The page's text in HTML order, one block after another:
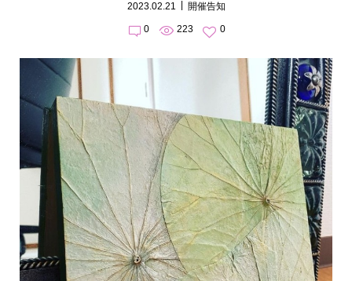
2023.02.21 開催告知
0 223 0